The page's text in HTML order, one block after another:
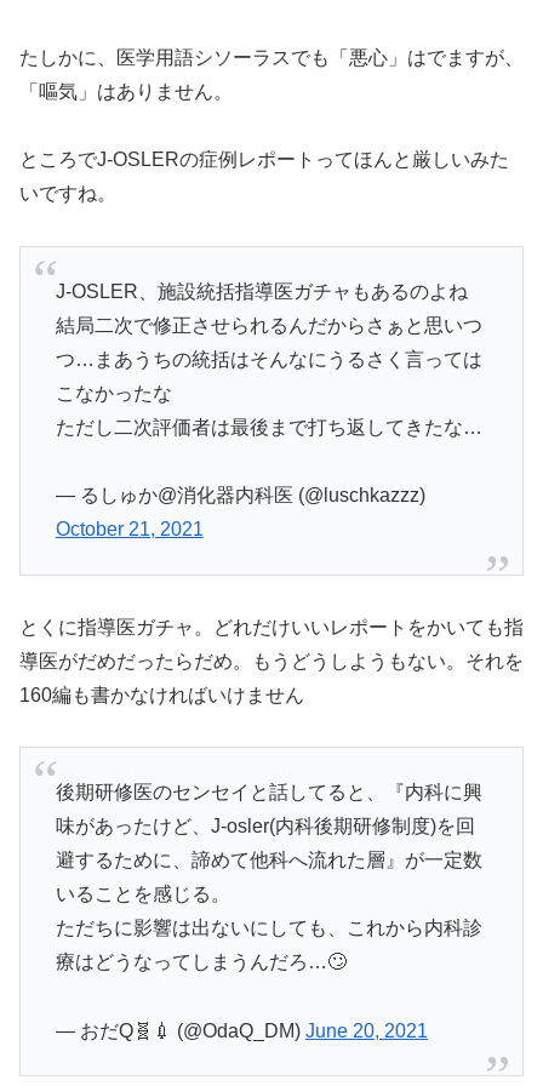
たしかに、医学用語シソーラスでも「悪心」はでますが、
「嘔気」はありません。
ところでJ-OSLERの症例レポートってほんと厳しいみた
いですね。
J-OSLER、施設統括指導医ガチャもあるのよね
結局二次で修正させられるんだからさぁと思いつ
つ…まあうちの統括はそんなにうるさく言っては
こなかったな
ただし二次評価者は最後まで打ち返してきたな…
— るしゅか@消化器内科医 (@luschkazzz)
October 21, 2021
とくに指導医ガチャ。どれだけいいレポートをかいても指
導医がだめだったらだめ。もうどうしようもない。それを
160編も書かなければいけません
後期研修医のセンセイと話してると、『内科に興
味があったけど、J-osler(内科後期研修制度)を回
避するために、諦めて他科へ流れた層』が一定数
いることを感じる。
ただちに影響は出ないにしても、これから内科診
療はどうなってしまうんだろ…🙄
— おだQ🧬💉 (@OdaQ_DM) June 20, 2021